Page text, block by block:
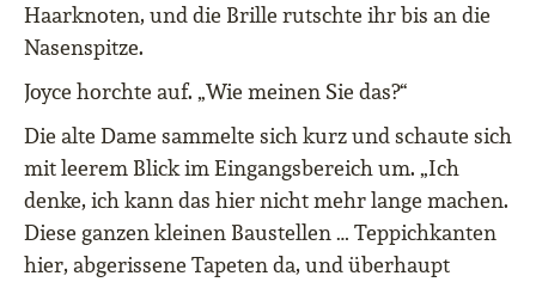
Haarknoten, und die Brille rutschte ihr bis an die
Nasenspitze.
Joyce horchte auf. „Wie meinen Sie das?“
Die alte Dame sammelte sich kurz und schaute sich
mit leerem Blick im Eingangsbereich um. „Ich
denke, ich kann das hier nicht mehr lange machen.
Diese ganzen kleinen Baustellen … Teppichkanten
hier, abgerissene Tapeten da, und überhaupt